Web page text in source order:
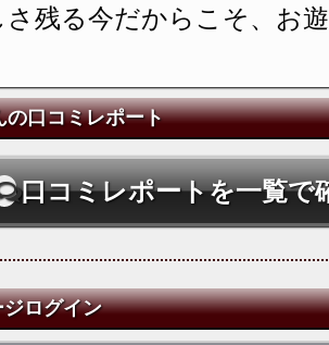
さ残る今だからこそ、お
の口コミレポート
口コミレポートを一覧で
ログイン